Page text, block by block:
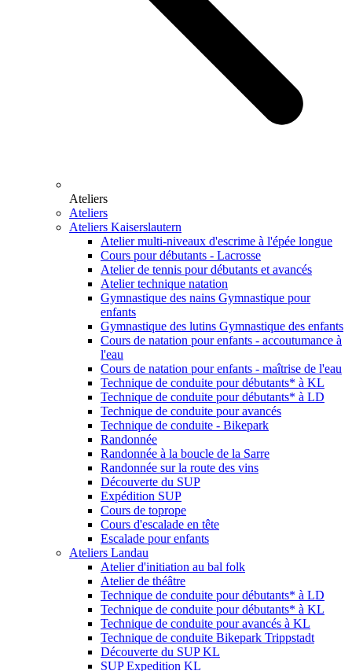
Ateliers
Ateliers
Ateliers Kaiserslautern
Atelier multi-niveaux d'escrime à l'épée longue
Cours pour débutants - Lacrosse
Atelier de tennis pour débutants et avancés
Atelier technique natation
Gymnastique des nains Gymnastique pour
enfants
Gymnastique des lutins Gymnastique des enfants
Cours de natation pour enfants - accoutumance à
l'eau
Cours de natation pour enfants - maîtrise de l'eau
Technique de conduite pour débutants* à KL
Technique de conduite pour débutants* à LD
Technique de conduite pour avancés
Technique de conduite - Bikepark
Randonnée
Randonnée à la boucle de la Sarre
Randonnée sur la route des vins
Découverte du SUP
Expédition SUP
Cours de toprope
Cours d'escalade en tête
Escalade pour enfants
Ateliers Landau
Atelier d'initiation au bal folk
Atelier de théâtre
Technique de conduite pour débutants* à LD
Technique de conduite pour débutants* à KL
Technique de conduite pour avancés à KL
Technique de conduite Bikepark Trippstadt
Découverte du SUP KL
SUP Expedition KL